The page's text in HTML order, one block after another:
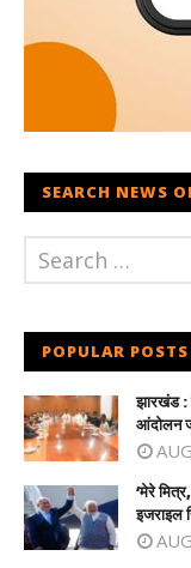
SEARCH NEWS
POPULAR POSTS
झारखंड :
आंदोलन
‘मेरे
इजराइल